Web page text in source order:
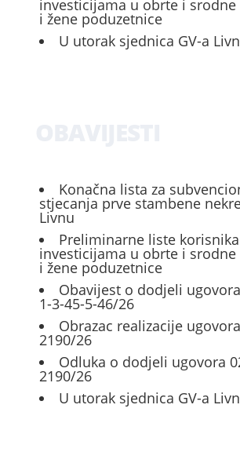
investicijama u obrte i
i žene poduzetnice
U utorak sjednica GV-a
Konačna lista za
stjecanja prve stambene
Livnu
Preliminarne liste
investicijama u obrte i
i žene poduzetnice
Obavijest o dodjeli
1-3-45-5-46/26
Obrazac realizacije
2190/26
Odluka o dodjeli ugovora
2190/26
U utorak sjednica GV-a